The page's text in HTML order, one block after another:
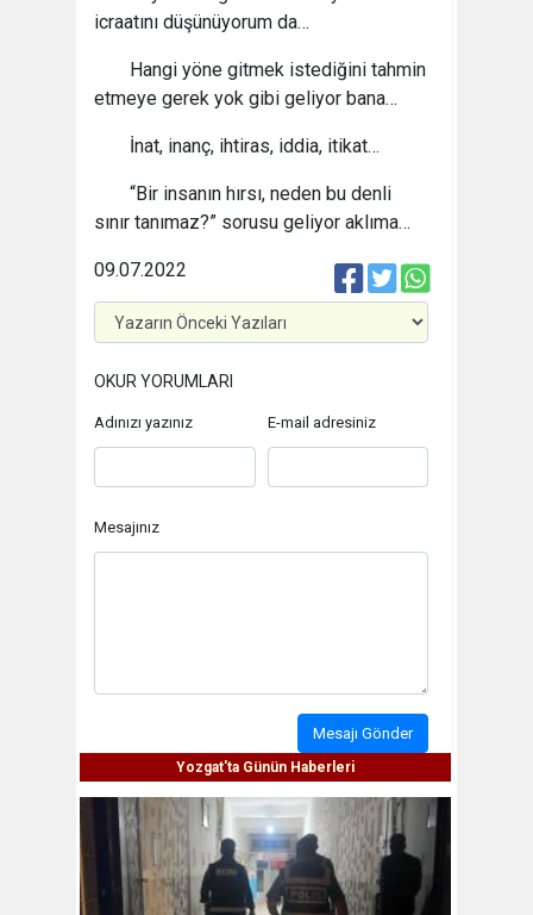
icraatını düşünüyorum da…
Hangi yöne gitmek istediğini tahmin
etmeye gerek yok gibi geliyor bana…
İnat, inanç, ihtiras, iddia, itikat…
“Bir insanın hırsı, neden bu denli
sınır tanımaz?” sorusu geliyor aklıma…
09.07.2022
OKUR YORUMLARI
Adınızı yazınız E-mail adresiniz
Mesajınız
Mesajı Gönder
Yozgat'ta Günün Haberleri